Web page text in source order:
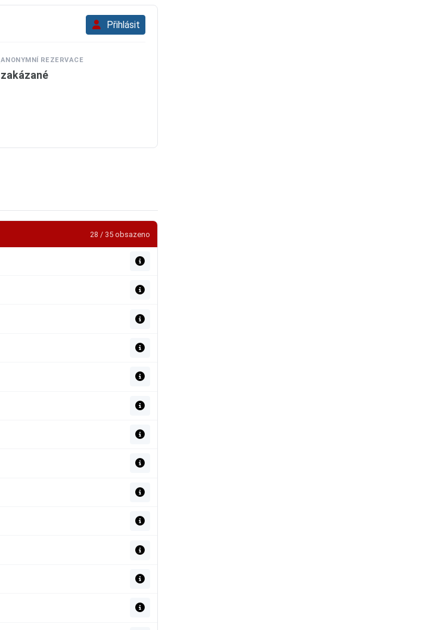
Přihlásit
ANONYMNÍ REZERVACE
zakázané
28 / 35 obsazeno